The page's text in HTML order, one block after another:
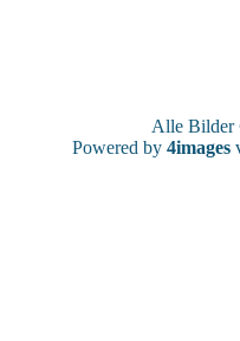
Alle
Powered by 4images